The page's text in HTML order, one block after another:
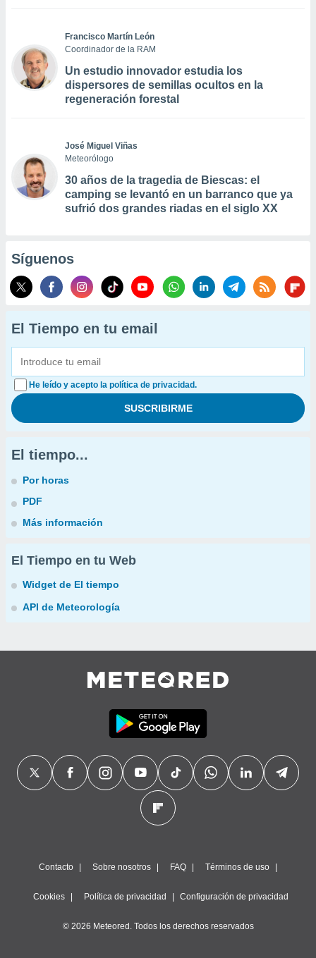
Francisco Martín León
Coordinador de la RAM
Un estudio innovador estudia los
dispersores de semillas ocultos en la
regeneración forestal
José Miguel Viñas
Meteorólogo
30 años de la tragedia de Biescas: el
camping se levantó en un barranco que ya
sufrió dos grandes riadas en el siglo XX
Síguenos
El Tiempo en tu email
He leído y acepto la política de privacidad.
El tiempo...
Por horas
PDF
Más información
El Tiempo en tu Web
Widget de El tiempo
API de Meteorología
Contacto Sobre nosotros FAQ Términos de uso
Cookies Política de privacidad Configuración de privacidad
© 2026 Meteored. Todos los derechos reservados